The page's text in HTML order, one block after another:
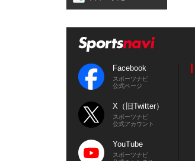
Facebook
スポーツナビ
公式ページ
X（旧Twitter）
スポーツナビ
公式アカウント
YouTube
スポーツナビ